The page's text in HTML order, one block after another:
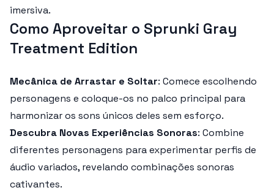
imersiva.
Como Aproveitar o Sprunki Gray
Treatment Edition
Mecânica de Arrastar e Soltar: Comece escolhendo
personagens e coloque-os no palco principal para
harmonizar os sons únicos deles sem esforço.
Descubra Novas Experiências Sonoras: Combine
diferentes personagens para experimentar perfis de
áudio variados, revelando combinações sonoras
cativantes.